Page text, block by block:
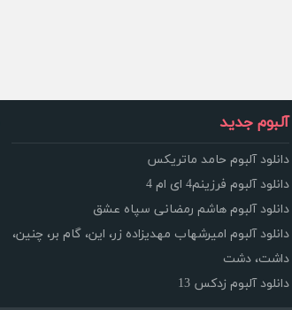
آلبوم جدید
دانلود آلبوم حامد ماتریکس
دانلود آلبوم فرزینم4 ای ام 4
دانلود آلبوم هاشم رمضانی سپاه عشق
دانلود آلبوم امیرشهاب مهدیزاده زر، این، گام بر، چنین،
داشت، دشت
دانلود آلبوم زدکس 13